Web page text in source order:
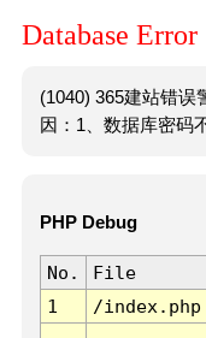
Database Error
(1040) 365建站错误
因：1、数据库密码
PHP Debug
No. File
1
/index.php